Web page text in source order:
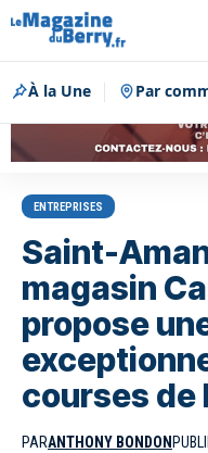
À la Une Par
ENTREPRISES
Saint-
magasin
propose
courses de
PARANTHONY BONDON